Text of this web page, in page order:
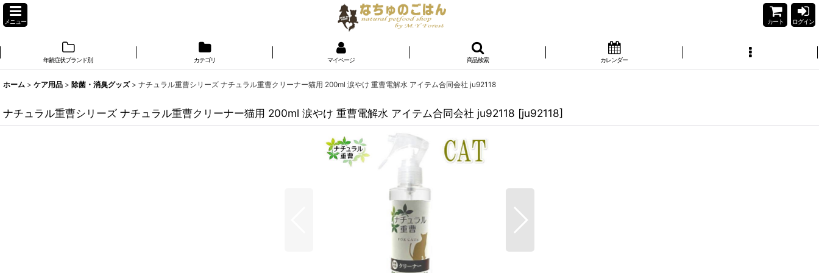
メニュー カート ログイン
年齢症状ブランド別 カテゴリ マイページ 商品検索 カレンダー
ホーム > ケア用品 > 除菌・消臭グッズ > ナチュラル重曹シリーズ ナチュラル重曹クリーナー猫用 200ml 涙やけ 重曹電解水 アイテム合同会社 ju92118
ナチュラル重曹シリーズ ナチュラル重曹クリーナー猫用 200ml 涙やけ 重曹電解水 アイテム合同会社 ju92118 [ju92118]